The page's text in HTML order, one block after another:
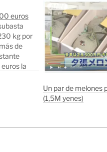
euros
kg por
de
la
Un par de melones
(1,5M yenes)